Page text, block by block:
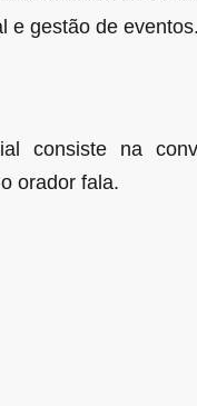
e gestão de eventos.
consiste na
orador fala.